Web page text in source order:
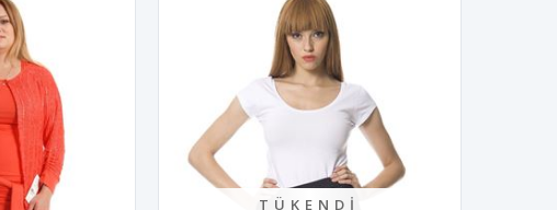
TÜKENDI